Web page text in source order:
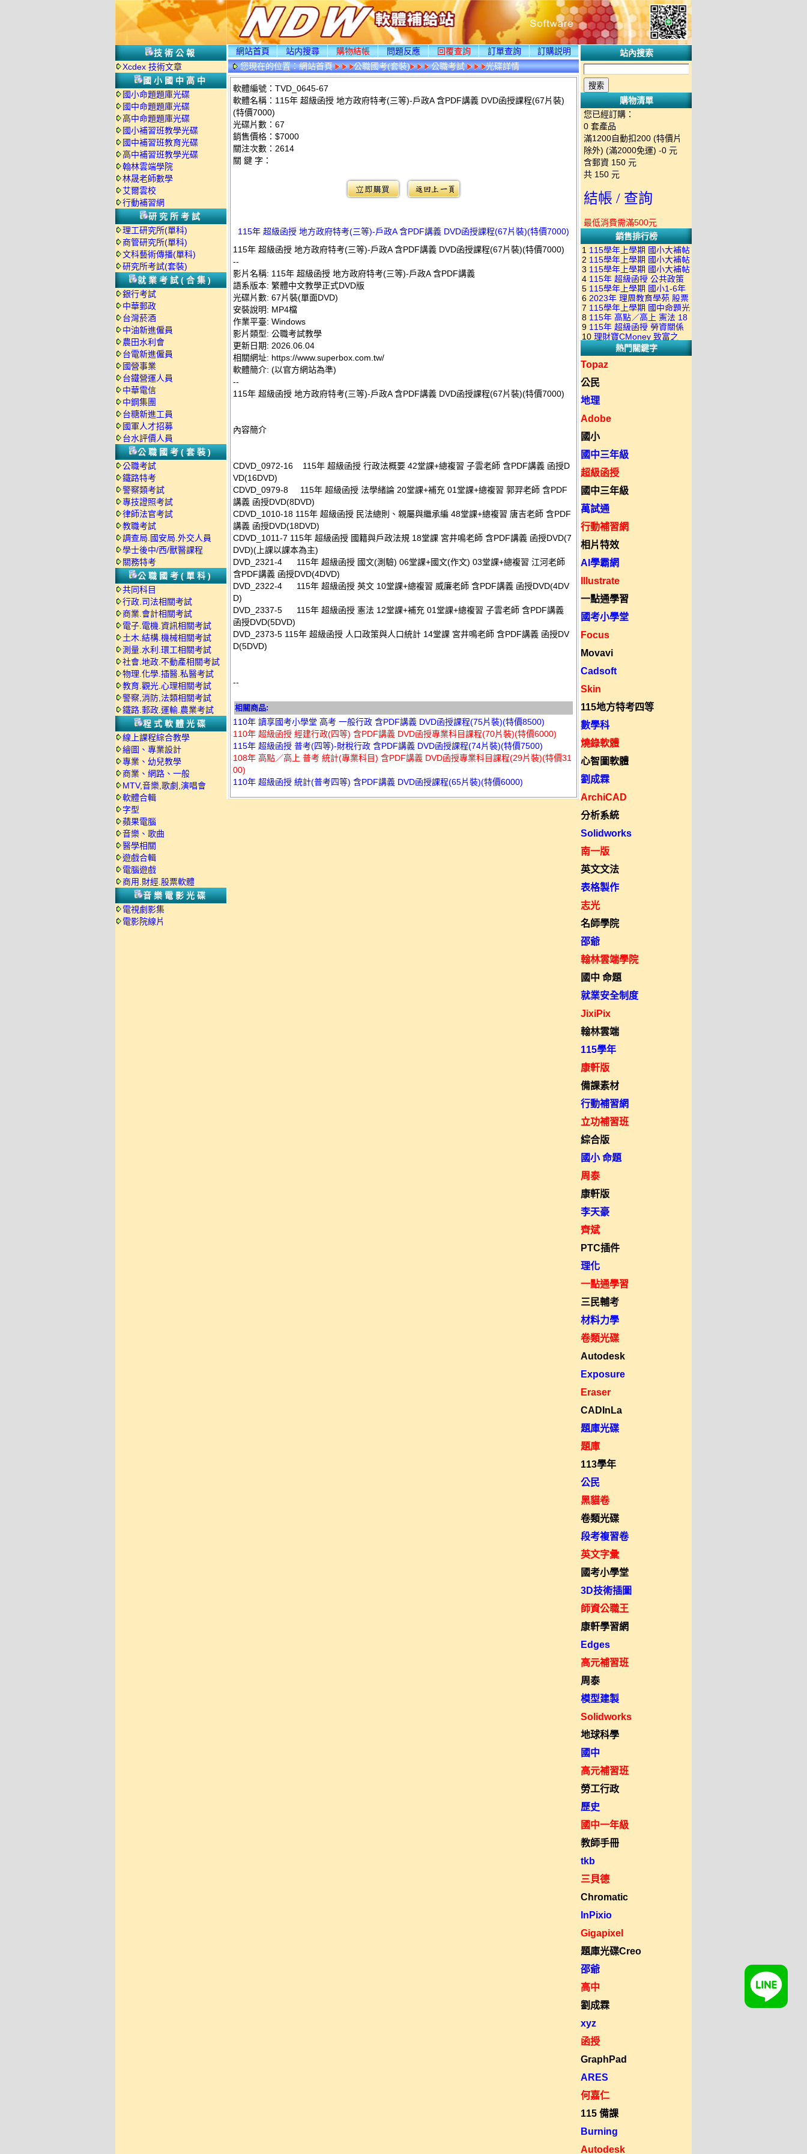
技術公報
Xcdex 技術文章
國小國中高中
國小命題題庫光碟
國中命題題庫光碟
高中命題題庫光碟
國小補習班教學光碟
國中補習班教育光碟
高中補習班教學光碟
翰林雲端學院
林晟老師數學
艾爾雲校
行動補習網
研究所考試
理工研究所(單科)
商管研究所(單科)
文科藝術傳播(單科)
研究所考試(套裝)
就業考試(合集)
銀行考試
中華郵政
台灣菸酒
中油新進僱員
農田水利會
台電新進僱員
國營事業
台鐵營運人員
中華電信
中鋼集團
台糖新進工員
國軍人才招募
台水評價人員
公職國考(套裝)
公職考試
鐵路特考
警察類考試
專技證照考試
律師法官考試
教職考試
調查局.國安局.外交人員
學士後中/西/獸醫課程
關務特考
公職國考(單科)
共同科目
行政.司法相關考試
商業.會計相關考試
電子.電機.資訊相關考試
土木.結構.機械相關考試
測量.水利.環工相關考試
社會.地政.不動產相關考試
物理.化學.插醫.私醫考試
教育.觀光.心理相關考試
警察,消防,法類相關考試
鐵路.郵政.運輸.農業考試
程式軟體光碟
線上課程綜合教學
繪圖、專業設計
專業、幼兒教學
商業、網路、一般
MTV,音樂,歌劇,演唱會
軟體合輯
字型
蘋果電腦
音樂、歌曲
醫學相關
遊戲合輯
電腦遊戲
商用.財經.股票軟體
音樂電影光碟
電視劇影集
電影院線片
網站首頁 站内搜尋 購物結帳 問題反應 回覆查詢 訂單查詢
訂購説明
您現在的位置：網站首頁 公職國考(套裝) 公職考試 光碟詳情
軟體編號：TVD_0645-67
軟體名稱：115年 超級函授 地方政府特考(三等)-戶政A 含PDF講義 DVD函授課程(67片裝)
(特價7000)
光碟片數：67
銷售價格：$7000
關注次數： 2614
關 鍵 字：
115年 超級函授 地方政府特考(三等)-戶政A 含PDF講義 DVD函授課程(67片裝)(特價7000)
115年 超級函授 地方政府特考(三等)-戶政A 含PDF講義 DVD函授課程(67片裝)(特價7000)
--
影片名稱: 115年 超級函授 地方政府特考(三等)-戶政A 含PDF講義
語系版本: 繁體中文教學正式DVD版
光碟片數: 67片裝(單面DVD)
安裝說明: MP4檔
作業平臺: Windows
影片類型: 公職考試教學
更新日期: 2026.06.04
相關網址: https://www.superbox.com.tw/
軟體簡介: (以官方網站為準)
--
115年 超級函授 地方政府特考(三等)-戶政A 含PDF講義 DVD函授課程(67片裝)(特價7000)
內容簡介
CDVD_0972-16 115年 超級函授 行政法概要 42堂課+總複習 子雲老師 含PDF講義 函授D
VD(16DVD)
CDVD_0979-8 115年 超級函授 法學緒論 20堂課+補充 01堂課+總複習 郭羿老師 含PDF
講義 函授DVD(8DVD)
CDVD_1010-18 115年 超級函授 民法總則 、 親屬與繼承編 48堂課+總複習 唐吉老師 含PDF
講義 函授DVD(18DVD)
CDVD_1011-7 115年 超級函授 國籍與戶政法規 18堂課 宮井鳴老師 含PDF講義 函授DVD(7
DVD)(上課以課本為主)
DVD_2321-4 115年 超級函授 國文(測驗) 06堂課+國文(作文) 03堂課+總複習 江河老師
含PDF講義 函授DVD(4DVD)
DVD_2322-4 115年 超級函授 英文 10堂課+總複習 威廉老師 含PDF講義 函授DVD(4DV
D)
DVD_2337-5 115年 超級函授 憲法 12堂課+補充 01堂課+總複習 子雲老師 含PDF講義
函授DVD(5DVD)
DVD_2373-5 115年 超級函授 人口政策與人口統計 14堂課 宮井鳴老師 含PDF講義 函授DV
D(5DVD)
--
相關商品:
110年 讀享國考小學堂 高考 一般行政 含PDF講義 DVD函授課程(75片裝)(特價8500)
110年 超級函授 經建行政(四等) 含PDF講義 DVD函授專業科目課程(70片裝)(特價6000)
115年 超級函授 普考(四等)-財稅行政 含PDF講義 DVD函授課程(74片裝)(特價7500)
108年 高點／高上 普考 統計(專業科目) 含PDF講義 DVD函授專業科目課程(29片裝)(特價31
00)
110年 超級函授 統計(普考四等) 含PDF講義 DVD函授課程(65片裝)(特價6000)
站內搜索
購物清單
您已經訂購：
0 套產品
滿1200自動扣200 (特價片
除外) (滿2000免運) -0 元
含郵資 150 元
共 150 元
結帳 / 查詢
最低消費需滿500元
銷售排行榜
1 115學年上學期 國小大補帖
南一版 國語+數學+社會+生活
+自然 1-6年級 教學光碟DVD
版(3DVD)
2 115學年上學期 國小大補帖
康軒版 國語+數學+社會+生活
+自然 1-6年級 教學光碟DVD
版(3DVD)
3 115學年上學期 國小大補帖
翰林版 國語+數學+社會+生活
+自然 1-6年級 教學光碟DVD
版(3DVD)
4 115年 超級函授 公共政策
22堂課+總複習 張楚老師 含
PDF講義 函授DVD(9DVD)
5 115學年上學期 國小1-6年
級 習作解答(含康軒.南一.翰林
全版本.全科目)合輯版 DVD版
6 2023年 理周教育學苑 股票
當沖煉金術 主講：朱家泓 國
語發音 DVD版
7 115學年上學期 國中命題光
碟 翰林版 英文科 1-3年級 題
庫光碟
8 115年 高點／高上 憲法 18
堂課 宗台大老師 含PDF講義
函授DVD(8DVD)【適用於律
師司法考試】
9 115年 超級函授 勞資關係
概要 11堂課+總複習 陸川老
師 含PDF講義 函授
DVD(5DVD)
10 理財寶CMoney 致富之
道：上班族飆股攻略班 主
講：朱家泓+林穎 國語發音
DVD版
熱門關鍵字
Topaz
公民
地理
Adobe
國小
國中三年級
超級函授
國中三年級
萬試通
行動補習網
相片特效
AI學霸網
Illustrate
一點通學習
國考小學堂
Focus
Movavi
Cadsoft
Skin
115地方特考四等
數學科
燒錄軟體
心智圖軟體
劉成霖
ArchiCAD
分析系統
Solidworks
南一版
英文文法
表格製作
志光
名師學院
邵爺
翰林雲端學院
國中 命題
就業安全制度
JixiPix
翰林雲端
115學年
康軒版
備課素材
行動補習網
立功補習班
綜合版
國小 命題
周泰
康軒版
李天豪
齊斌
PTC插件
理化
一點通學習
三民輔考
材料力學
卷類光碟
Autodesk
Exposure
Eraser
CADInLa
題庫光碟
題庫
113學年
公民
黑貓卷
卷類光碟
段考複習卷
英文字彙
國考小學堂
3D技術插圖
師資公職王
康軒學習網
Edges
高元補習班
周泰
模型建製
Solidworks
地球科學
國中
高元補習班
勞工行政
歷史
國中一年級
教師手冊
tkb
三貝德
Chromatic
InPixio
Gigapixel
題庫光碟Creo
邵爺
高中
劉成霖
xyz
函授
GraphPad
ARES
何嘉仁
115 備課
Burning
Autodesk